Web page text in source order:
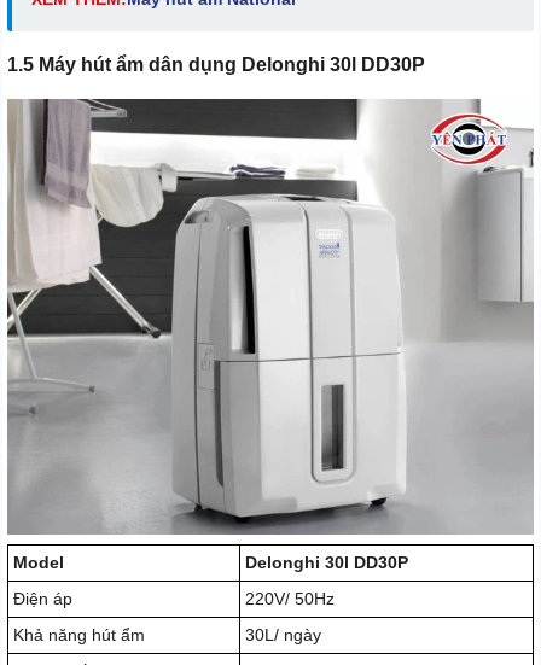
1.5 Máy hút ẩm dân dụng Delonghi 30l DD30P
Model
Delonghi 30l DD30P
Điện áp
220V/ 50Hz
Khả năng hút ẩm
30L/ ngày